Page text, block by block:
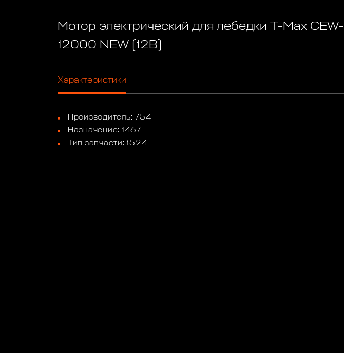
Мотор электрический для лебедки T-Max CEW-
12000 NEW (12В)
Характеристики
Производитель: 754
Назначение: 1467
Тип запчасти: 1524